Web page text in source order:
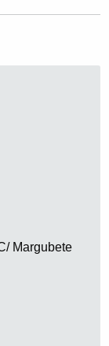
Margubete